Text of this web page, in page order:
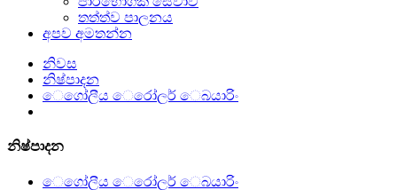
තත්ත්ව පාලනය
අපව අමතන්න
නිවස
නිෂ්පාදන
ෙගෝලීය ෙරෝලර් ෙබයාරිං
නිෂ්පාදන
ෙගෝලීය ෙරෝලර් ෙබයාරිං